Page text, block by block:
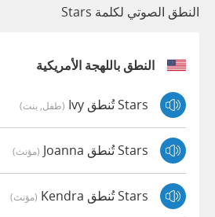
النطق الصوتي لكلمة Stars
النطق باللهجة الأمريكية
Stars تُنطق Ivy (طفل, بنت)
Stars تُنطق Joanna (مؤنث)
Stars تُنطق Kendra (مؤنث)